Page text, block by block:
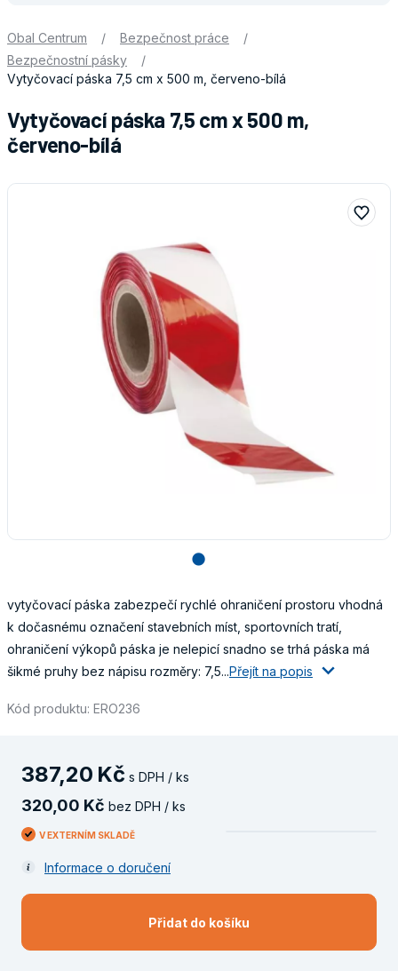
Obal Centrum / Bezpečnost práce
/
Bezpečnostní pásky
/
Vytyčovací páska 7,5 cm x 500 m, červeno-bílá
Vytyčovací páska 7,5 cm x 500 m,
červeno-bílá
lens
vytyčovací páska zabezpečí rychlé ohraničení prostoru vhodná
k dočasnému označení stavebních míst, sportovních tratí,
ohraničení výkopů páska je nelepicí snadno se trhá páska má
šikmé pruhy bez nápisu rozměry: 7,5...Přejít na popis
Kód produktu: ERO236
387,20 Kč s DPH / ks
320 00 Kč bez DPH / ks
V EXTERNÍM SKLADĚ
Informace o doručení
Přidat do košíku